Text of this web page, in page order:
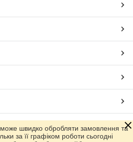
Prom.ua
швидко обробляти замовлення та
за її графіком роботи сьогодні